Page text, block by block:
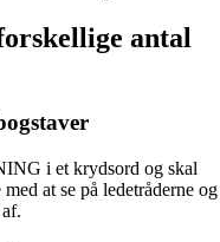
antal
i et krydsord og skal
at se på ledetråderne og